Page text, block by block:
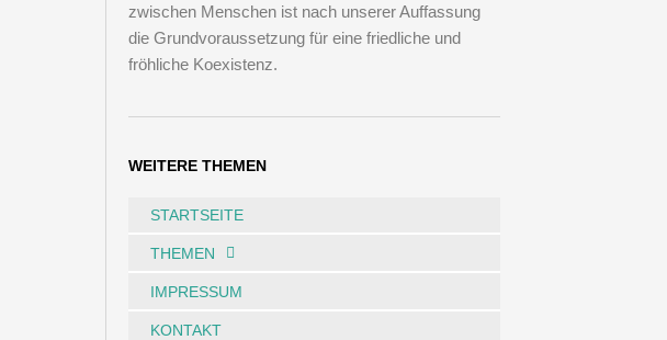
zwischen Menschen ist nach unserer Auffassung
die Grundvoraussetzung für eine friedliche und
fröhliche Koexistenz.
WEITERE THEMEN
STARTSEITE
THEMEN
IMPRESSUM
KONTAKT